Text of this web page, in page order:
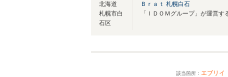
北海道
札幌市白
石区
Ｂｒａｔ 札幌白石
該当箇所： エブリイ